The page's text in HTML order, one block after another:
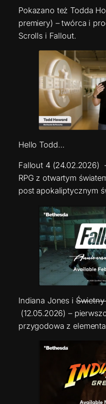
Pokazano też Todda
premiery) – twórca i
Scrolls i Fallout.
Hello Todd…
Fallout 4 (24.02.2026)
RPG z otwartym
post apokaliptycznym
Indiana Jones i
(12.05.2026) –
przygodowa z